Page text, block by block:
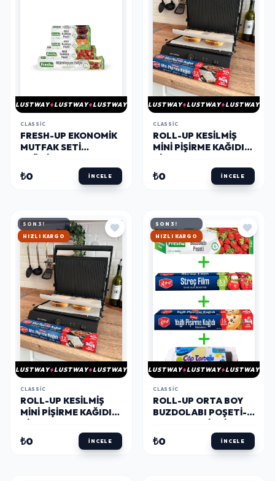
LUSTWAY LUSTWAY LUSTWAY
CLASSIC
FRESH-UP EKONOMIK
MUTFAK SETI
BUZDOLABI POŞETI
SETI
₺0 İNCELE
LUSTWAY LUSTWAY LUSTWAY
CLASSIC
ROLL-UP KESILMIŞ
MINI PIŞIRME KAĞIDI
MAKINESI - MINI FIRIN
UYUMLU 12 YAPRAK X
₺0 İNCELE
SON 3!
HIZLI KARGO
LUSTWAY LUSTWAY LUSTWAY
CLASSIC
ROLL-UP KESILMIŞ
MINI PIŞIRME KAĞIDI
MAKINESI - MINI FIRIN
UYUMLU 12 YAPRAK X
₺0 İNCELE
SON 3!
HIZLI KARGO
LUSTWAY LUSTWAY LUSTWAY
CLASSIC
ROLL-UP ORTA BOY
BUZDOLABI POŞETI-
PIŞIRME KAĞIDI - ÇÖP
TORBASI SETI
₺0 İNCELE